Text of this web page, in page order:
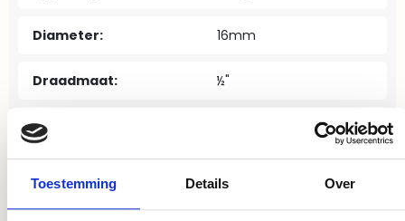
Toestemming Details Over
Diameter: 16mm
Draadmaat: ½"
Materiaal: